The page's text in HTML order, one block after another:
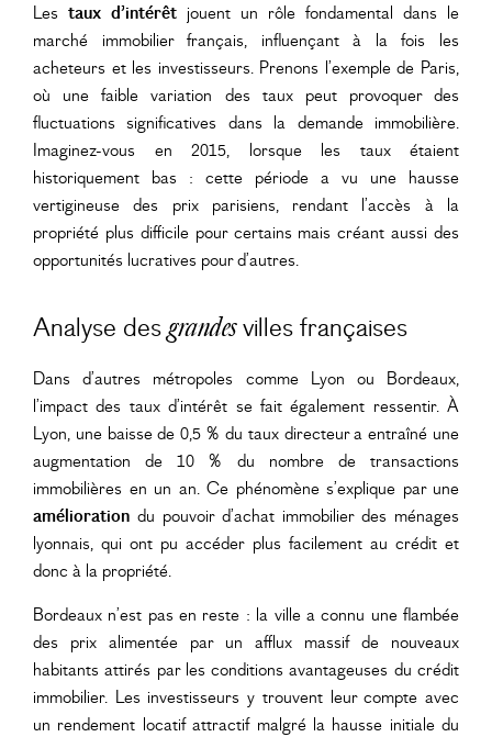
Les taux d’intérêt jouent un rôle fondamental dans le
marché immobilier français, influençant à la fois les
acheteurs et les investisseurs. Prenons l’exemple de Paris,
où une faible variation des taux peut provoquer des
fluctuations significatives dans la demande immobilière.
Imaginez-vous en 2015, lorsque les taux étaient
historiquement bas : cette période a vu une hausse
vertigineuse des prix parisiens, rendant l’accès à la
propriété plus difficile pour certains mais créant aussi des
opportunités lucratives pour d’autres.
Analyse desgrandesvilles françaises
Dans d’autres métropoles comme Lyon ou Bordeaux,
l’impact des taux d’intérêt se fait également ressentir. À
Lyon, une baisse de 0,5 % du taux directeur a entraîné une
augmentation de 10 % du nombre de transactions
immobilières en un an. Ce phénomène s’explique par une
amélioration du pouvoir d’achat immobilier des ménages
lyonnais, qui ont pu accéder plus facilement au crédit et
donc à la propriété.
Bordeaux n’est pas en reste : la ville a connu une flambée
des prix alimentée par un afflux massif de nouveaux
habitants attirés par les conditions avantageuses du crédit
immobilier. Les investisseurs y trouvent leur compte avec
un rendement locatif attractif malgré la hausse initiale du